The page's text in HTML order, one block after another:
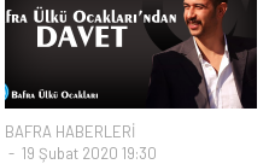
BAFRA HABERLERİ
19 Şubat 2020 19:30